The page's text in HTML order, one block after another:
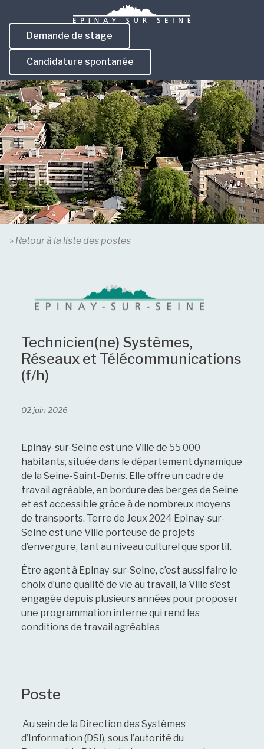
Demande de stage
Candidature spontanée
» Retour à la liste des postes
Technicien(ne) Systèmes,
Réseaux et Télécommunications
(f/h)
02 juin 2026
Epinay-sur-Seine est une Ville de 55 000
habitants, située dans le département dynamique
de la Seine-Saint-Denis. Elle offre un cadre de
travail agréable, en bordure des berges de Seine
et est accessible grâce à de nombreux moyens
de transports. Terre de Jeux 2024 Epinay-sur-
Seine est une Ville porteuse de projets
d’envergure, tant au niveau culturel que sportif.
Être agent à Epinay-sur-Seine, c’est aussi faire le
choix d’une qualité de vie au travail, la Ville s’est
engagée depuis plusieurs années pour proposer
une programmation interne qui rend les
conditions de travail agréables
Poste
Au sein de la Direction des Systèmes
d’Information (DSI), sous l’autorité du